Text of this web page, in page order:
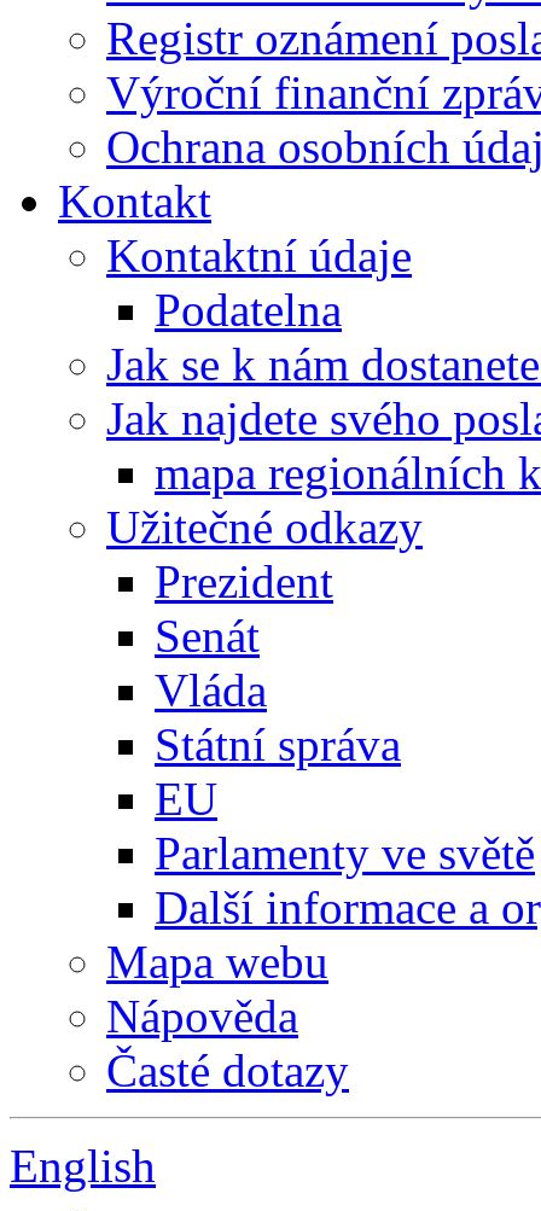
Registr oznámení
Výroční finanční
Ochrana osobních
Kontakt
Kontaktní údaje
Podatelna
Jak se k nám
Jak najdete svého
mapa regionálních
Užitečné odkazy
Prezident
Senát
Vláda
Státní správa
EU
Parlamenty ve světě
Další informace a
Mapa webu
Nápověda
Časté dotazy
English